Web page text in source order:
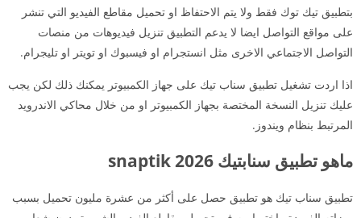
بتطبيق تيك توك فقط ولا يتم الاحتفاظ او تحميل مقاطع الفيديو التي تنشر
على مواقع التواصل ايضا لا يدعم التطبيق تنزيل فيديوهات من منصات
التواصل الاجتماعي الاخرى مثل انستجرام او فيسبوك او تويتر او تليجرام.
اذا اردت تشغيل تطبيق سناب تيك على جهاز الكمبيوتر يمكنك ذلك لكن يجب
عليك تنزيل النسخة المختصة بجهاز الكمبيوتر او من خلال محاكي الاندرويد
المرتبط بنظام ويندوز.
ماهو تطبيق سنابتيك snaptik 2026
تطبيق سناب تيك هو تطبيق حصل على أكثر من عشرة مليون تحميل بسبب